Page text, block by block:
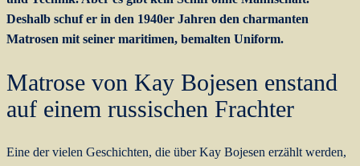
Deshalb schuf er in den 1940er Jahren den charmanten
Matrosen mit seiner maritimen, bemalten Uniform.
Matrose von Kay Bojesen enstand
auf einem russischen Frachter
Eine der vielen Geschichten, die über Kay Bojesen erzählt werden,